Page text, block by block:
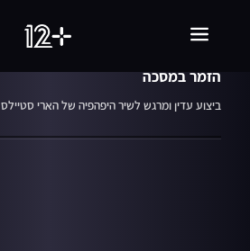
14.02.23
השבלול - "As It Was"
הזמר במסכה
ביצוע עדין ומרגש לשיר היפהפיה של הארי סטיילס